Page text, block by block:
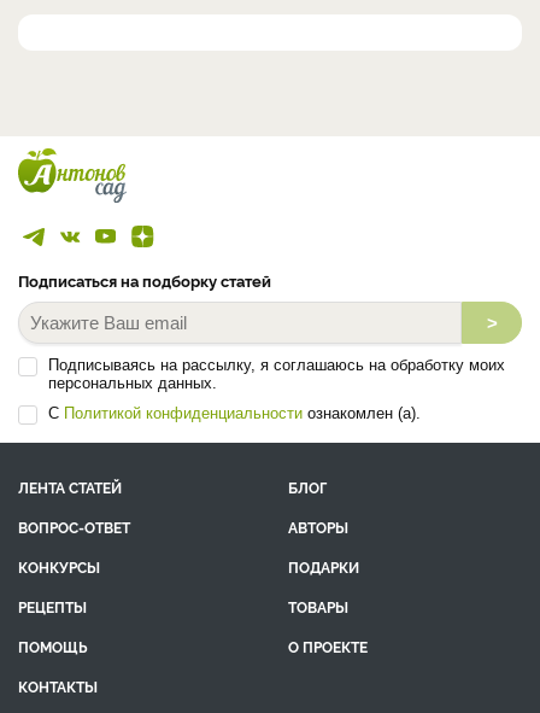
Подписаться на подборку статей
>
Подписываясь на рассылку, я соглашаюсь на обработку моих
персональных данных.
СПолитикой конфиденциальностиознакомлен (а).
ЛЕНТА СТАТЕЙ
БЛОГ
ВОПРОС-ОТВЕТ
АВТОРЫ
КОНКУРСЫ